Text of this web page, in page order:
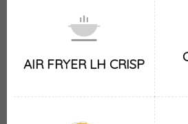
AIR FRYER LH CRISP